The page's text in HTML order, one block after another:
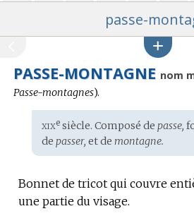
passe-
PASSE-MONTAGNE nom
Passe-montagnes).
Étymologie
:
xixesiècle. Composé de passe,
de passer, et de montagne.
Bonnet de tricot qui couvre
une partie du visage.